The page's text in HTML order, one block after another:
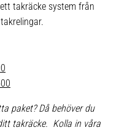
takräcke system från
paket? Då behöver du
takräcke. Kolla in våra